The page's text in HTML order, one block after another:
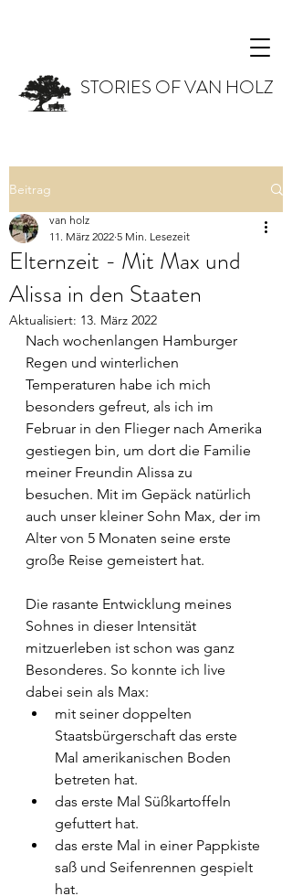
STORIES OF VAN HOLZ
Beitrag
Elternzeit - Mit Max und
Alissa in den Staaten
van holz
11. März 2022 5 Min. Lesezeit
Aktualisiert: 13. März 2022
Nach wochenlangen Hamburger
Regen und winterlichen
Temperaturen habe ich mich
besonders gefreut, als ich im
Februar in den Flieger nach Amerika
gestiegen bin, um dort die Familie
meiner Freundin Alissa zu
besuchen. Mit im Gepäck natürlich
auch unser kleiner Sohn Max, der im
Alter von 5 Monaten seine erste
große Reise gemeistert hat.
Die rasante Entwicklung meines
Sohnes in dieser Intensität
mitzuerleben ist schon was ganz
Besonderes. So konnte ich live
dabei sein als Max:
mit seiner doppelten
Staatsbürgerschaft das erste
Mal amerikanischen Boden
betreten hat.
das erste Mal Süßkartoffeln
gefuttert hat.
das erste Mal in einer Pappkiste
saß und Seifenrennen gespielt
hat.